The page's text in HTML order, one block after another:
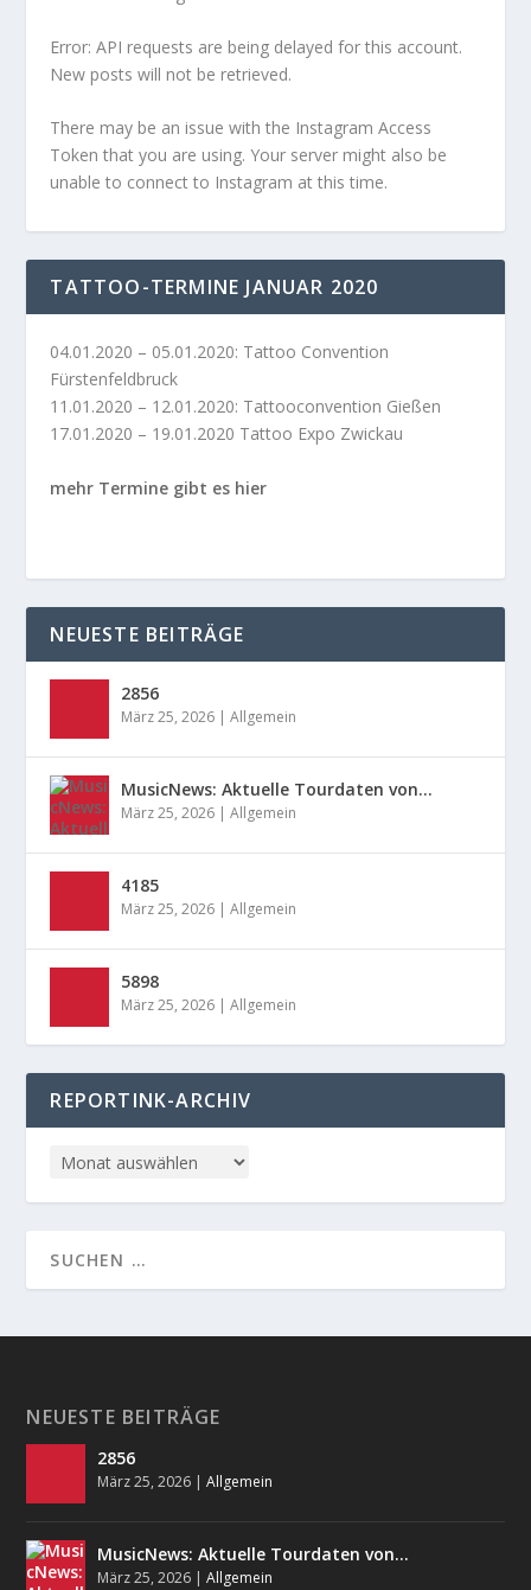
Error: API requests are being delayed for this account.
New posts will not be retrieved.
There may be an issue with the Instagram Access
Token that you are using. Your server might also be
unable to connect to Instagram at this time.
TATTOO-TERMINE JANUAR 2020
04.01.2020 – 05.01.2020: Tattoo Convention
Fürstenfeldbruck
11.01.2020 – 12.01.2020: Tattooconvention Gießen
17.01.2020 – 19.01.2020 Tattoo Expo Zwickau
mehr Termine gibt es hier
NEUESTE BEITRÄGE
2856
März 25, 2026 |Allgemein
MusicNews: Aktuelle Tourdaten von…
März 25, 2026 |Allgemein
4185
März 25, 2026 |Allgemein
5898
März 25, 2026 |Allgemein
REPORTINK-ARCHIV
NEUESTE BEITRÄGE
2856
März 25, 2026 |Allgemein
MusicNews: Aktuelle Tourdaten von…
März 25, 2026 |Allgemein